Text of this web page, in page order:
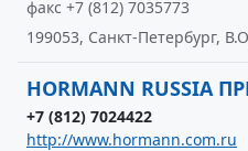
факс +7 (812) 7035773
199053, Санкт-Петербург,
HORMANN RUSSIA
+7 (812) 7024422
http://www.hormann.com.ru